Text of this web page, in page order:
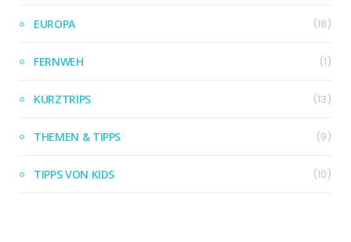
EUROPA (18)
FERNWEH (1)
KURZTRIPS (13)
THEMEN & TIPPS (9)
TIPPS VON KIDS (10)